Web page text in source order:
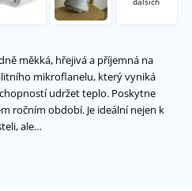
měkká, hřejivá a příjemná na
mikroflanelu, který vyniká
udržet teplo. Poskytne
ročním období. Je ideální nejen k
ale…